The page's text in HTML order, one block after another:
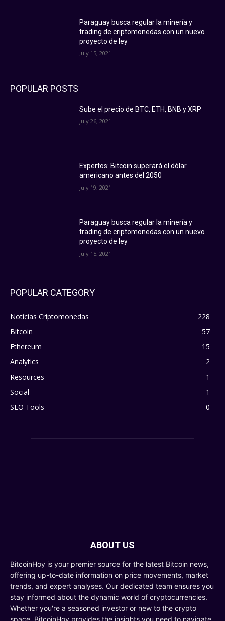
Paraguay busca regular la minería y
trading de criptomonedas con un nuevo
proyecto de ley
July 15, 2021
POPULAR POSTS
Sube el precio de BTC, ETH, BNB y XRP
July 26, 2021
Expertos: Bitcoin superará el dólar
americano antes del 2050
July 19, 2021
Paraguay busca regular la minería y
trading de criptomonedas con un nuevo
proyecto de ley
July 15, 2021
POPULAR CATEGORY
Noticias Criptomonedas
228
Bitcoin
57
Ethereum
15
Analytics
2
Resources
1
Social
1
SEO Tools
0
ABOUT US
BitcoinHoy is your premier source for the latest Bitcoin news,
offering up-to-date information on price movements, market
trends, and expert analyses. Our dedicated team ensures you
stay informed about the dynamic world of cryptocurrencies.
Whether you're a seasoned investor or new to the crypto
space, BitcoinHoy provides the insights you need to navigate